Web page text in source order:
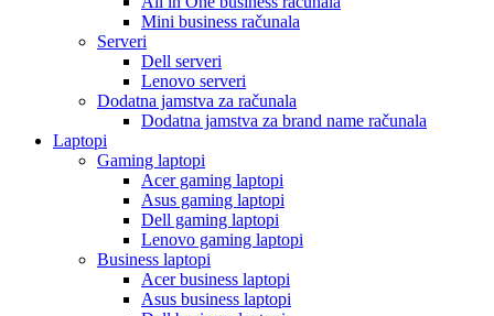
Mini business računala
Serveri
Dell serveri
Lenovo serveri
Dodatna jamstva za računala
Dodatna jamstva za brand name računala
Laptopi
Gaming laptopi
Acer gaming laptopi
Asus gaming laptopi
Dell gaming laptopi
Lenovo gaming laptopi
Business laptopi
Acer business laptopi
Asus business laptopi